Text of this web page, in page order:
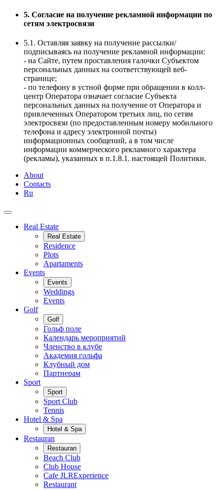
5. Согласие на получение рекламной информации по
сетям электросвязи
5.1. Оставляя заявку на получение рассылки/
подписываясь на получение рекламной информации:
- на Сайте, путем проставления галочки Субъектом
персональных данных на соответствующей веб-
странице;
- по телефону в устной форме при обращении в колл-
центр Оператора означает согласие Субъекта
персональных данных на получение от Оператора и
привлеченных Оператором третьих лиц, по сетям
электросвязи (по предоставленным номеру мобильного
телефона и адресу электронной почты)
информационных сообщений, а в том числе
информации коммерческого рекламного характера
(рекламы), указанных в п.1.8.1. настоящей Политики.
About
Contacts
Ru
Real Estate
Real Estate
Residence
Plots
Apartaments
Events
Events
Weddings
Events
Golf
Golf
Гольф поле
Календарь мероприятий
Членство в клубе
Академия гольфа
Клубный дом
Партнерам
Sport
Sport
Sport Club
Tennis
Hotel & Spa
Hotel & Spa
Restauran
Restauran
Beach Club
Club House
Cafe JLRExperience
Restaurant